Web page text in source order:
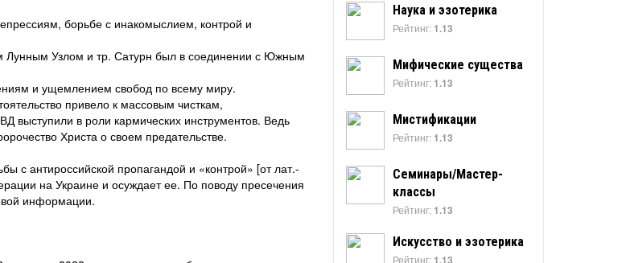
борьбе с инакомыслием, контрой и
Узлом и тр. Сатурн был в соединении с Южным
и ущемлением свобод по всему миру.
привело к массовым чисткам,
выступили в роли кармических инструментов. Ведь
Христа о своем предательстве.
с антироссийской пропагандой и «контрой» [от лат.-
на Украине и осуждает ее. По поводу пресечения
информации.
Наука и эзотерика
Рейтинг: 1.13
Мифические существа
Рейтинг: 1.13
Мистификации
Рейтинг: 1.13
Семинары/Мастер-
классы
Рейтинг: 1.13
Искусство и эзотерика
Рейтинг: 1.13